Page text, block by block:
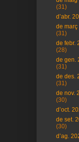
(31)
d’abr.
de març
(31)
de febr.
(28)
de gen.
(31)
de des.
(31)
de nov.
(30)
d’oct.
de set.
(30)
d’ag.